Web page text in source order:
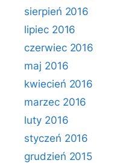
sierpień 2016
lipiec 2016
czerwiec 2016
maj 2016
kwiecień 2016
marzec 2016
luty 2016
styczeń 2016
grudzień 2015